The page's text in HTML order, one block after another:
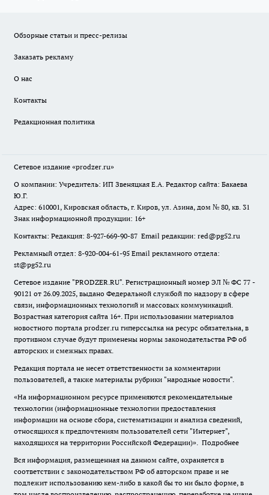
Обзорные статьи и пресс-релизы
Заказать рекламу
О нас
Контакты
Редакционная политика
Сетевое издание «prodzer.ru»
О компании: Учредитель: ИП Звеняцкая Е.А. Редактор сайта: Бакаева
Ю.Г.
Адрес: 610001, Кировская область, г. Киров, ул. Азина, дом № 80, кв. 31
Знак информационной продукции: 16+
Контакты: Редакция: 8-927-669-90-87 Email редакции: red@pg52.ru
Рекламный отдел: 8-920-004-61-95 Email рекламного отдела:
st@pg52.ru
Сетевое издание "PRODZER.RU". Регистрационный номер ЭЛ № ФС 77 -
90121 от 26.09.2025, выдано Федеральной службой по надзору в сфере
связи, информационных технологий и массовых коммуникаций.
Возрастная категория сайта 16+. При использовании материалов
новостного портала prodzer.ru гиперссылка на ресурс обязательна, в
противном случае будут применены нормы законодательства РФ об
авторских и смежных правах.
Редакция портала не несет ответственности за комментарии
пользователей, а также материалы рубрики "народные новости".
«На информационном ресурсе применяются рекомендательные
технологии (информационные технологии предоставления
информации на основе сбора, систематизации и анализа сведений,
относящихся к предпочтениям пользователей сети "Интернет",
находящихся на территории Российской Федерации)». Подробнее
Вся информация, размещенная на данном сайте, охраняется в
соответствии с законодательством РФ об авторском праве и не
подлежит использованию кем-либо в какой бы то ни было форме, в